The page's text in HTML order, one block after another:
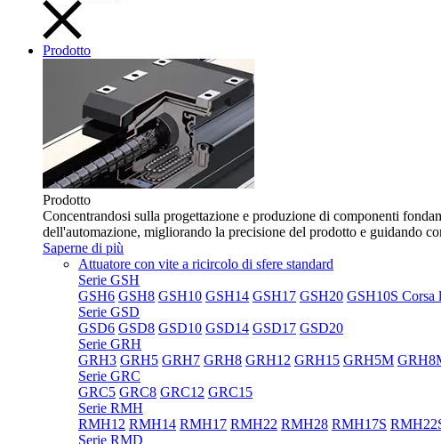
Prodotto
Prodotto
Concentrandosi sulla progettazione e produzione di componenti
dell'automazione, migliorando la precisione del prodotto e guidando
Saperne di più
Attuatore con vite a ricircolo di sfere standard
Serie GSH
GSH6 GSH8 GSH10 GSH14 GSH17 GSH20 GSH10S Corsa
Serie GSD
GSD6 GSD8 GSD10 GSD14 GSD17 GSD20
Serie GRH
GRH3 GRH5 GRH7 GRH8 GRH12 GRH15 GRH5M
Serie GRC
GRC5 GRC8 GRC12 GRC15
Serie RMH
RMH12 RMH14 RMH17 RMH22 RMH28 RMH17S
Serie RMD